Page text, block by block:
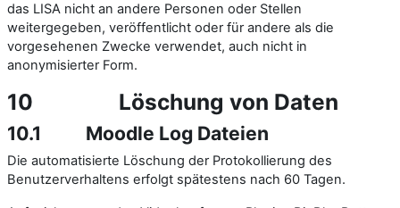
das LISA nicht an andere Personen oder Stellen
weitergegeben, veröffentlicht oder für andere als die
vorgesehenen Zwecke verwendet, auch nicht in
anonymisierter Form.
10 Löschung von Daten
10.1 Moodle Log Dateien
Die automatisierte Löschung der Protokollierung des
Benutzerverhaltens erfolgt spätestens nach 60 Tagen.